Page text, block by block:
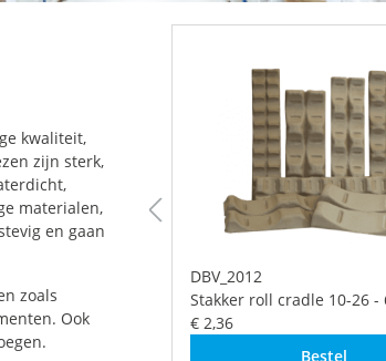
kwaliteit,
zijn sterk,
materialen,
en gaan
zoals
Ook
- 6009
DBV_2012
Stakker roll cradle 10-26 -
€ 2,36
Bestel